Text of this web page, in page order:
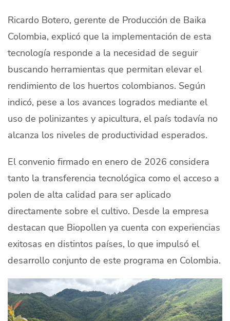
Ricardo Botero, gerente de Producción de Baika
Colombia, explicó que la implementación de esta
tecnología responde a la necesidad de seguir
buscando herramientas que permitan elevar el
rendimiento de los huertos colombianos. Según
indicó, pese a los avances logrados mediante el
uso de polinizantes y apicultura, el país todavía no
alcanza los niveles de productividad esperados.
El convenio firmado en enero de 2026 considera
tanto la transferencia tecnológica como el acceso a
polen de alta calidad para ser aplicado
directamente sobre el cultivo. Desde la empresa
destacan que Biopollen ya cuenta con experiencias
exitosas en distintos países, lo que impulsó el
desarrollo conjunto de este programa en Colombia.